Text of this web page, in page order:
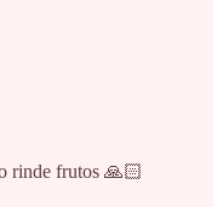
rinde frutos 🙏🏻